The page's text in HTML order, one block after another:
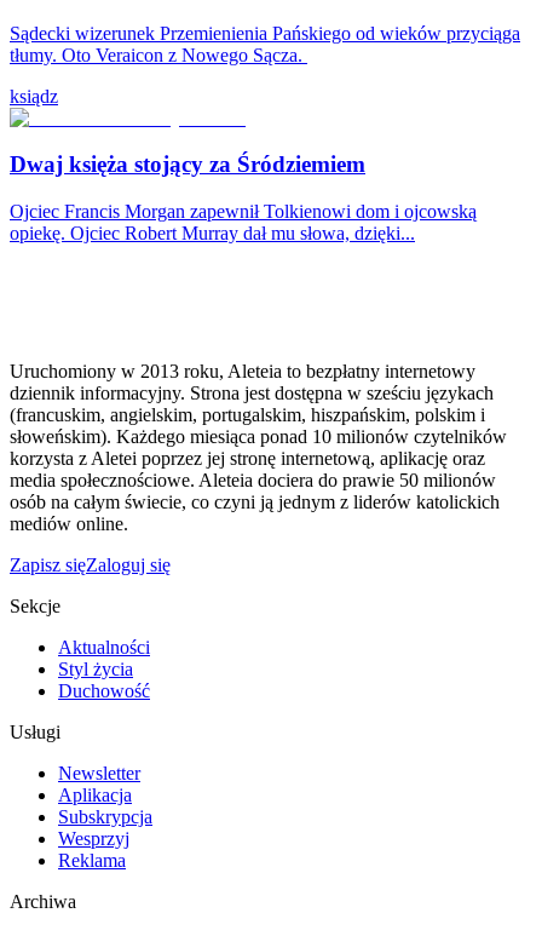
Sądecki wizerunek Przemienienia Pańskiego od wieków przyciąga
tłumy. Oto Veraicon z Nowego Sącza.
ksiądz
Dwaj księża stojący za Śródziemiem
Ojciec Francis Morgan zapewnił Tolkienowi dom i ojcowską
opiekę. Ojciec Robert Murray dał mu słowa, dzięki...
Uruchomiony w 2013 roku, Aleteia to bezpłatny internetowy
dziennik informacyjny. Strona jest dostępna w sześciu językach
(francuskim, angielskim, portugalskim, hiszpańskim, polskim i
słoweńskim). Każdego miesiąca ponad 10 milionów czytelników
korzysta z Aletei poprzez jej stronę internetową, aplikację oraz
media społecznościowe. Aleteia dociera do prawie 50 milionów
osób na całym świecie, co czyni ją jednym z liderów katolickich
mediów online.
Zapisz sięZaloguj się
Sekcje
Aktualności
Styl życia
Duchowość
Usługi
Newsletter
Aplikacja
Subskrypcja
Wesprzyj
Reklama
Archiwa